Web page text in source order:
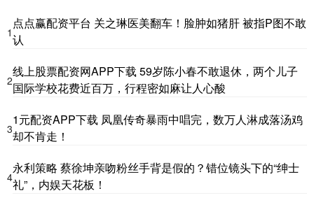
1
点点赢配资平台 关之琳医美翻车！脸肿如猪肝 被指P图不敢
认
2
线上股票配资网APP下载 59岁陈小春不敢退休，两个儿子
国际学校花费近百万，行程密如麻让人心酸
3
1元配资APP下载 凤凰传奇暴雨中唱完，数万人淋成落汤鸡
却不肯走！
4
永利策略 蔡徐坤亲吻粉丝手背是假的？错位镜头下的“绅士
礼”，内娱天花板！